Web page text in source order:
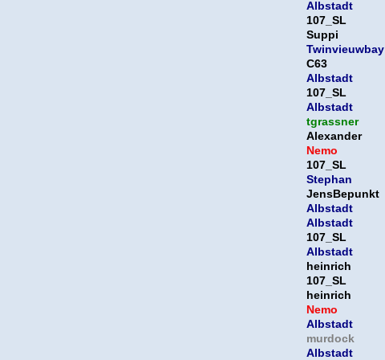
Albstadt
107_SL
Suppi
Twinvieuwbay
C63
Albstadt
107_SL
Albstadt
tgrassner
Alexander
Nemo
107_SL
Stephan
JensBepunkt
Albstadt
Albstadt
107_SL
Albstadt
heinrich
107_SL
heinrich
Nemo
Albstadt
murdock
Albstadt